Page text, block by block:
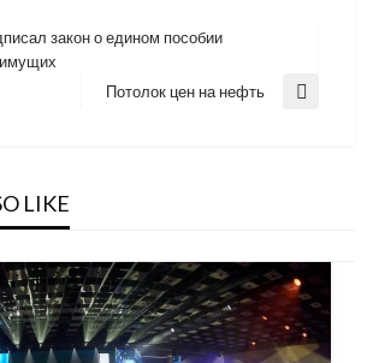
закон о едином пособии
Next
Потолок цен на нефть
LIKE